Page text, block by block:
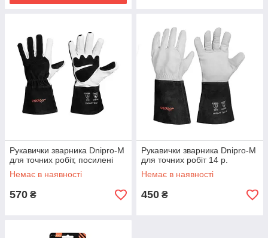
Рукавички зварника Dnipro-M
для точних робіт, посилені
Немає в наявності
570 ₴
Рукавички зварника Dnipro-M
для точних робіт 14 р.
Немає в наявності
450 ₴